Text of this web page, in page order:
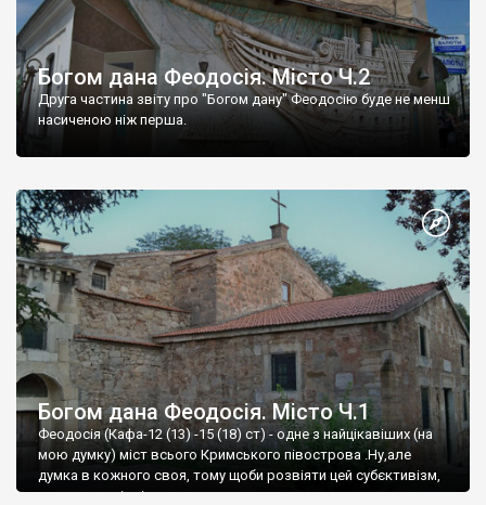
Богом дана Феодосія. Місто Ч.2
Друга частина звіту про "Богом дану" Феодосію буде не менш
насиченою ніж перша.
Богом дана Феодосія. Місто Ч.1
Феодосія (Кафа-12 (13) -15 (18) ст) - одне з найцікавіших (на
мою думку) міст всього Кримського півострова .Ну,але
думка в кожного своя, тому щоби розвіяти цей субєктивізм,
запрошую відвідати це